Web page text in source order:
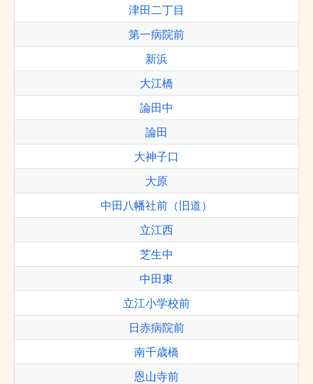
津田二丁目
第一病院前
新浜
大江橋
論田中
論田
大神子口
大原
中田八幡社前（旧道）
立江西
芝生中
中田東
立江小学校前
日赤病院前
南千歳橋
恩山寺前